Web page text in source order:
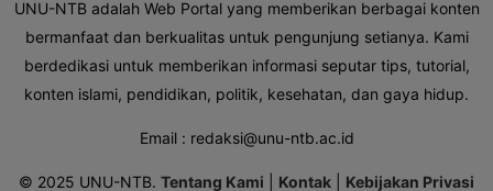
UNU-NTB adalah Web Portal yang memberikan berbagai konten
bermanfaat dan berkualitas untuk pengunjung setianya. Kami
berdedikasi untuk memberikan informasi seputar tips, tutorial,
konten islami, pendidikan, politik, kesehatan, dan gaya hidup.
Email : redaksi@unu-ntb.ac.id
© 2025 UNU-NTB. Tentang Kami Kontak Kebijakan Privasi